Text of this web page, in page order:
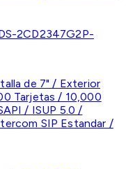
2CD2347G2P-